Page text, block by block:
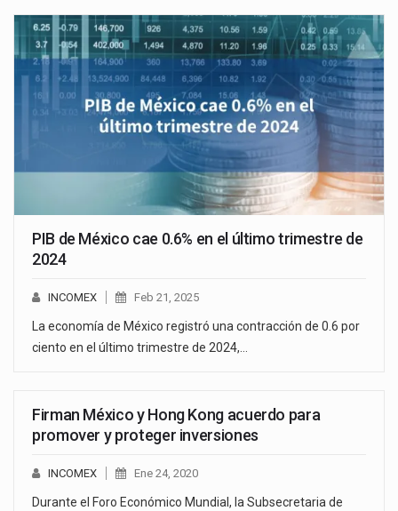
PIB de México cae 0.6% en el último trimestre de
2024
INCOMEX Feb 21, 2025
La economía de México registró una contracción de 0.6 por
ciento en el último trimestre de 2024,…
Firman México y Hong Kong acuerdo para
promover y proteger inversiones
INCOMEX Ene 24, 2020
Durante el Foro Económico Mundial, la Subsecretaria de